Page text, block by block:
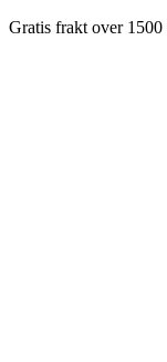
Gratis frakt over 1500